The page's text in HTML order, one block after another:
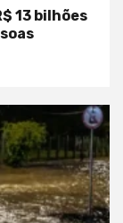
13 bilhões